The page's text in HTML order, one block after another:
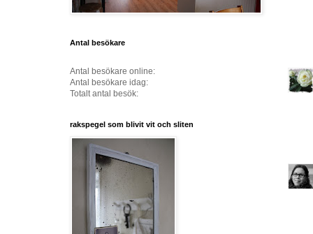
Antal besökare
Antal besökare online:
Antal besökare idag:
Totalt antal besök:
rakspegel som blivit vit och sliten